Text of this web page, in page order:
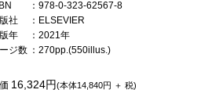
：978-0-323-62567-8
社
：ELSEVIER
年
：2021年
ジ数 ：270pp.(550illus.)
16,324円(本体14,840円 ＋ 税)